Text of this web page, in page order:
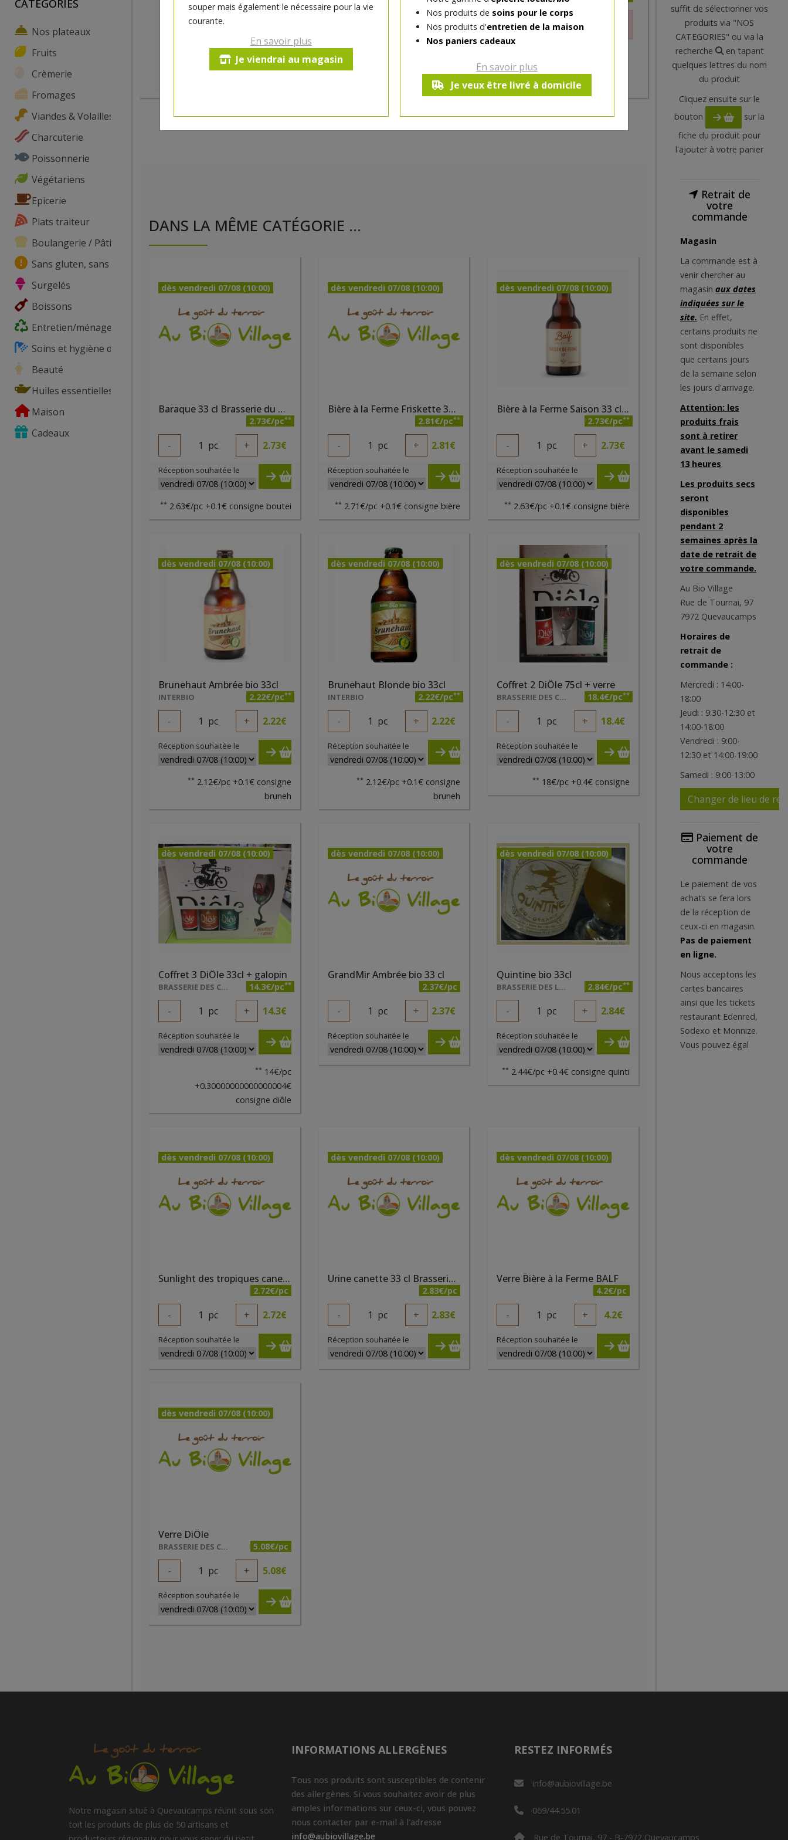
CATEGORIES
Nos plateaux
Fruits
Crèmerie
Fromages
Viandes & Volailles
Charcuterie
Poissonnerie
Végétariens
Epicerie
Plats traiteur
Boulangerie / Pâtisserie
Sans gluten, sans lactose, ...
Surgelés
Boissons
Entretien/ménage
Soins et hygiène du corps
Beauté
Huiles essentielles
Maison
Cadeaux
souper mais également le nécessaire pour la vie
courante.
En savoir plus
Je viendrai au magasin
Nos produits de soins pour le corps
Nos produits d'entretien de la maison
Nos paniers cadeaux
En savoir plus
Je veux être livré à domicile
Ce produit est indisponible pour le moment.
DANS LA MÊME CATÉGORIE ...
dès vendredi 07/08 (10:00)
Baraque 33 cl Brasserie du Borinage
2.73€/pc**
- 1 pc + 2.73€
Réception souhaitée le
** 2.63€/pc +0.1€ consigne boutei
dès vendredi 07/08 (10:00)
Bière à la Ferme Friskette 33 cl BALF
2.81€/pc**
- 1 pc + 2.81€
Réception souhaitée le
** 2.71€/pc +0.1€ consigne bière
dès vendredi 07/08 (10:00)
Bière à la Ferme Saison 33 cl BALF
2.73€/pc**
- 1 pc + 2.73€
Réception souhaitée le
** 2.63€/pc +0.1€ consigne bière
dès vendredi 07/08 (10:00)
Brunehaut Ambrée bio 33cl
INTERBIO 2.22€/pc**
- 1 pc + 2.22€
Réception souhaitée le
** 2.12€/pc +0.1€ consigne
bruneh
dès vendredi 07/08 (10:00)
Brunehaut Blonde bio 33cl
INTERBIO 2.22€/pc**
- 1 pc + 2.22€
Réception souhaitée le
** 2.12€/pc +0.1€ consigne
bruneh
dès vendredi 07/08 (10:00)
Coffret 2 DiÔle 75cl + verre
BRASSERIE DES CARRIÈRES 18.4€/pc**
- 1 pc + 18.4€
Réception souhaitée le
** 18€/pc +0.4€ consigne
dès vendredi 07/08 (10:00)
Coffret 3 DiÔle 33cl + galopin
BRASSERIE DES CARRIÈRES 14.3€/pc**
- 1 pc + 14.3€
Réception souhaitée le
** 14€/pc
+0.30000000000000004€
consigne diôle
dès vendredi 07/08 (10:00)
GrandMir Ambrée bio 33 cl
2.37€/pc
- 1 pc + 2.37€
Réception souhaitée le
dès vendredi 07/08 (10:00)
Quintine bio 33cl
BRASSERIE DES LÉGENDES 2.84€/pc**
- 1 pc + 2.84€
Réception souhaitée le
** 2.44€/pc +0.4€ consigne quinti
dès vendredi 07/08 (10:00)
Sunlight des tropiques canette 33 cl Brasserie du Borinage
2.72€/pc
- 1 pc + 2.72€
Réception souhaitée le
dès vendredi 07/08 (10:00)
Urine canette 33 cl Brasserie du Borinage
2.83€/pc
- 1 pc + 2.83€
Réception souhaitée le
dès vendredi 07/08 (10:00)
Verre Bière à la Ferme BALF
4.2€/pc
- 1 pc + 4.2€
Réception souhaitée le
dès vendredi 07/08 (10:00)
Verre DiÔle
BRASSERIE DES CARRIÈRES 5.08€/pc
- 1 pc + 5.08€
Réception souhaitée le
suffit de sélectionner vos
produits via "NOS
CATEGORIES" ou via la
recherche
en tapant
quelques lettres du nom
du produit
Cliquez ensuite sur le
bouton
sur la
fiche du produit pour
l'ajouter à votre panier
Retrait de
votre
commande
Magasin
La commande est à
venir chercher au
magasin aux dates
indiquées sur le
site. En effet,
certains produits ne
sont disponibles
que certains jours
de la semaine selon
les jours d'arrivage.
Attention: les
produits frais
sont à retirer
avant le samedi
13 heures.
Les produits secs
seront
disponibles
pendant 2
semaines après la
date de retrait de
votre commande.
Au Bio Village
Rue de Tournai, 97
7972 Quevaucamps
Horaires de
retrait de
commande :
Mercredi : 14:00-
18:00
Jeudi : 9:30-12:30 et
14:00-18:00
Vendredi : 9:00-
12:30 et 14:00-19:00
Samedi : 9:00-13:00
Changer de lieu de
Paiement de
votre
commande
Le paiement de vos
achats se fera lors
de la réception de
ceux-ci en magasin.
Pas de paiement
en ligne.
Nous acceptons les
cartes bancaires
ainsi que les tickets
restaurant Edenred,
Sodexo et Monnize.
Vous pouvez égal
Notre magasin situé à Quevaucamps réunit sous son
toit les produits de plus de 50 artisans et
INFORMATIONS ALLERGÈNES
Tous nos produits sont susceptibles de contenir
des allergènes. Si vous souhaitez avoir de plus
amples informations sur ceux-ci, vous pouvez
nous contacter par e-mail à l'adresse
info@aubiovillage.be
RESTEZ INFORMÉS
info@aubiovillage.be
069/44.55.01
Rue de Tournai, 97 - B-7972 Quevaucamps